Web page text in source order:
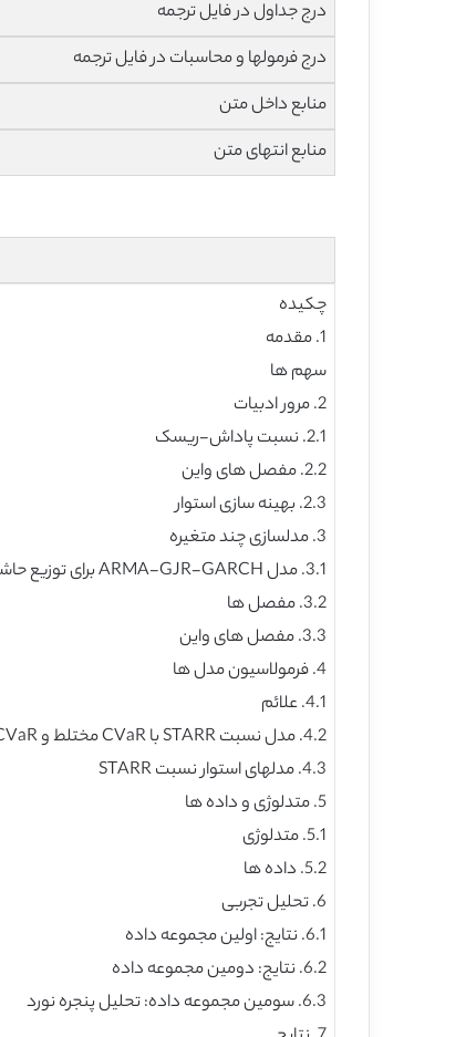
درج جداول در فایل ترجمه
درج فرمولها و محاسبات در فایل ترجمه
منابع داخل متن
منابع انتهای متن
چکیده
1. مقدمه
سهم ها
2. مرور ادبیات
2.1. نسبت پاداش-ریسک
2.2. مفصل های واین
2.3. بهینه سازی استوار
3. مدلسازی چند متغیره
3.1. مدل ARMA-GJR-GARCH برای توزیع حاشیه ای
3.2. مفصل ها
3.3. مفصل های واین
4. فرمولاسیون مدل ها
4.1. علائم
4.2. مدل نسبت STARR با CVaR مختلط و CVaR مختلط انحرافی
4.3. مدلهای استوار نسبت STARR
5. متدلوژی و داده ها
5.1. متدلوژی
5.2. داده ها
6. تحلیل تجربی
6.1. نتایج: اولین مجموعه داده
6.2. نتایج: دومین مجموعه داده
6.3. سومین مجموعه داده: تحلیل پنجره نورد